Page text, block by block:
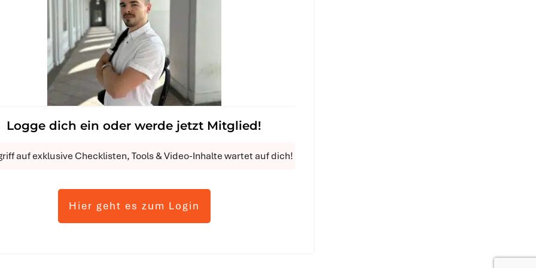
Logge dich ein oder werde jetzt Mitglied!
auf exklusive Checklisten, Tools & Video-Inhalte wartet auf dich!
Hier geht es zum Login